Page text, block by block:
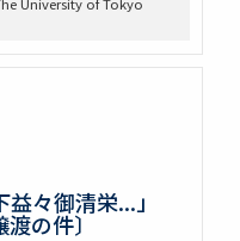
益々御清栄...」
渡の件〕